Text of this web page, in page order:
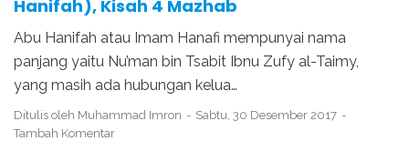
Hanifah), Kisah 4 Mazhab
Abu Hanifah atau Imam Hanafi mempunyai nama
panjang yaitu Nu’man bin Tsabit Ibnu Zufy al-Taimy,
yang masih ada hubungan kelua…
Ditulis oleh Muhammad Imron
Sabtu, 30 Desember 2017
Tambah Komentar